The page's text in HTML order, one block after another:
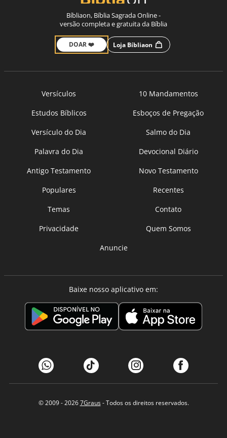
Bíbliaon, Bíblia Sagrada Online -
versão completa e gratuita da Bíblia
DOAR ❤️ Loja Bíbliaon
Versículos
10 Mandamentos
Estudos Bíblicos
Esboços de Pregação
Versículo do Dia
Salmo do Dia
Palavra do Dia
Devocional Diário
Antigo Testamento
Novo Testamento
Populares
Recentes
Temas
Contato
Privacidade
Quem Somos
Anuncie
Baixe nosso aplicativo em:
© 2009 - 20267Graus- Todos os direitos reservados.